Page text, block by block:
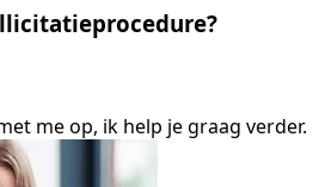
me op, ik help je graag verder.